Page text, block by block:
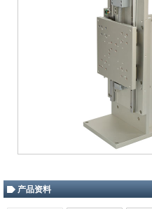
产品资料